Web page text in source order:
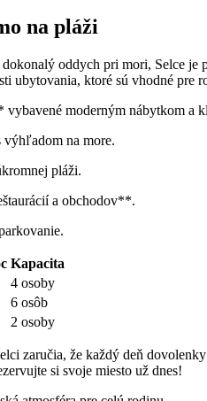
na pláži
oddych pri mori, Selce
ubytovania, ktoré sú vhodné pre
moderným nábytkom a
na more.
pláži.
a obchodov**.
Kapacita
4 osoby
6 osôb
2 osoby
zaručia, že každý deň
si svoje miesto už dnes!